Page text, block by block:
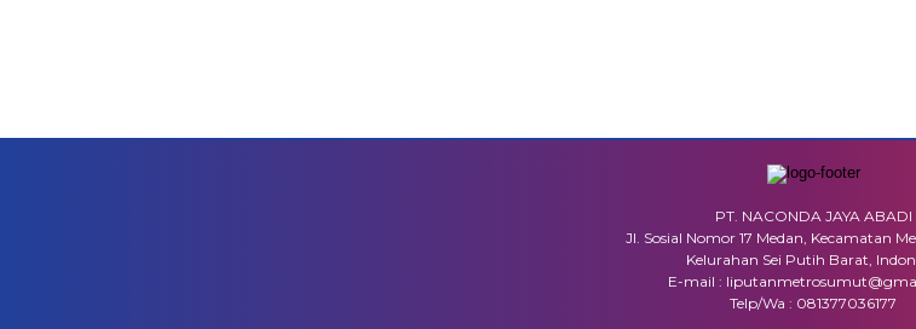
PT. NACONDA JAYA ABADI
Jl. Sosial Nomor 17 Medan, Kecamatan
Kelurahan Sei Putih Barat,
E-mail :
Telp/Wa : 081377036177